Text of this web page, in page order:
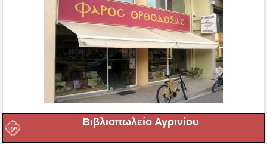
Βιβλιοπωλείο Αγρινίου